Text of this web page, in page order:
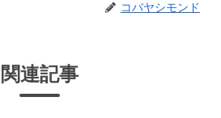
コバヤシモンド
関連記事